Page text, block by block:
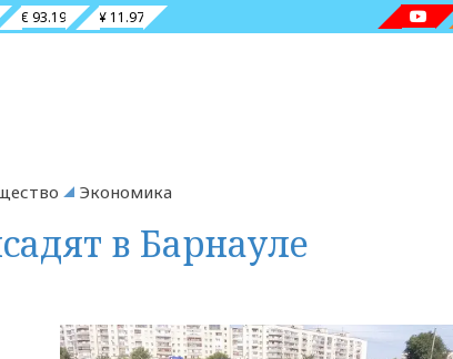
€ 93.19 ¥ 11.97
Экономика
в Барнауле